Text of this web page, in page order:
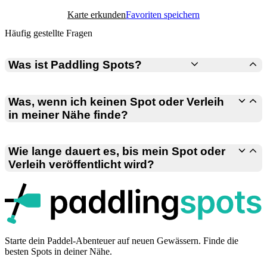
Karte erkundenFavoriten speichern
Häufig gestellte Fragen
Was ist Paddling Spots?
finden und Orte auf unserer Karte zu erkunden. Egal ob Kajak,
Kanu oder Stand-Up Paddling — finde neue Spots und Verleihe für
dein nächstes Abenteuer.
Was, wenn ich keinen Spot oder Verleih
in meiner Nähe finde?
unserer Prüfung wird er veröffentlicht.
Wie lange dauert es, bis mein Spot oder
Verleih veröffentlicht wird?
Die Prüfzeiten können variieren. Wenn du einen genauen Standort
angibst und weitere Details zum Spot oder Verleih mitteilst, wird
deine Einreichung schneller veröffentlicht.
Starte dein Paddel-Abenteuer auf neuen Gewässern. Finde die
besten Spots in deiner Nähe.